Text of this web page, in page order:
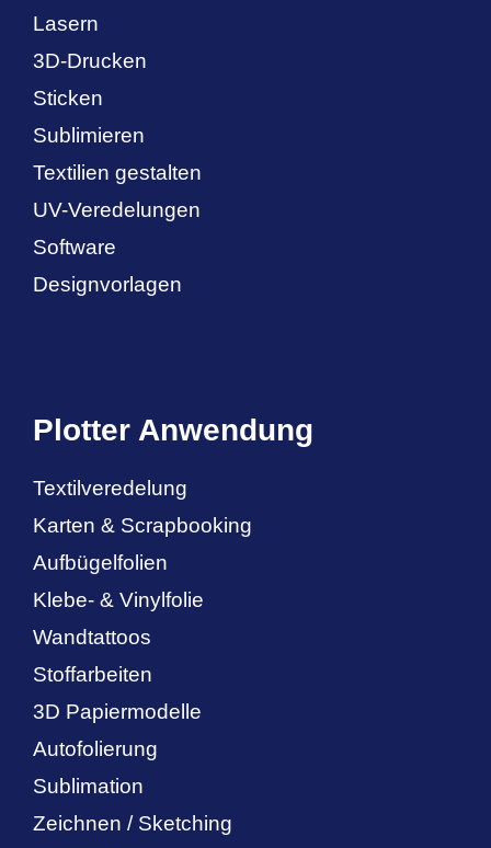
Lasern
3D-Drucken
Sticken
Sublimieren
Textilien gestalten
UV-Veredelungen
Software
Designvorlagen
Plotter Anwendung
Textilveredelung
Karten & Scrapbooking
Aufbügelfolien
Klebe- & Vinylfolie
Wandtattoos
Stoffarbeiten
3D Papiermodelle
Autofolierung
Sublimation
Zeichnen / Sketching